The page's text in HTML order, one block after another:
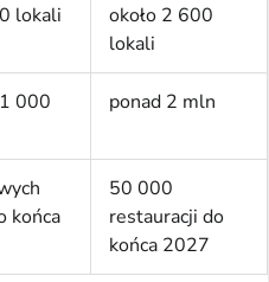
lokali
około 2 600
lokali
000 ponad 2 mln
końca
50 000
restauracji do
końca 2027